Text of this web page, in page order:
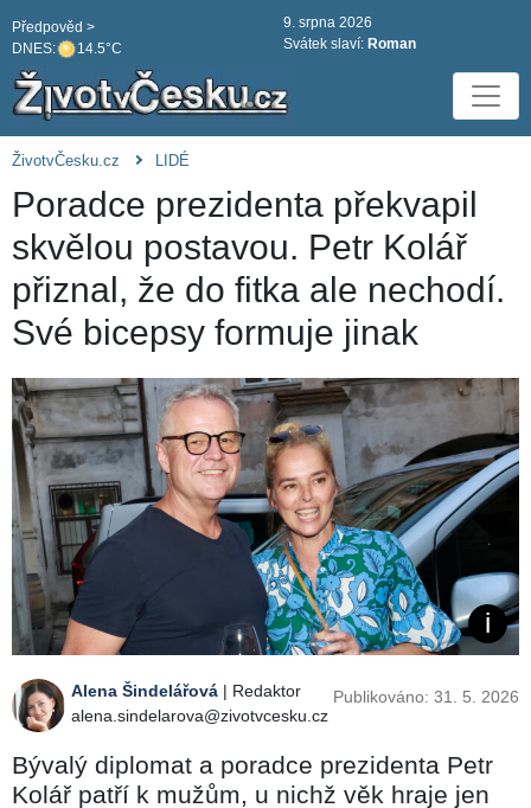
DNES: 14.5°C
Předpověd >
9. srpna 2026
Svátek slaví: Roman
ŽivotvČesku.cz LIDÉ
Poradce prezidenta překvapil
skvělou postavou. Petr Kolář
přiznal, že do fitka ale nechodí.
Své bicepsy formuje jinak
Alena Šindelářová | Redaktor
alena.sindelarova@zivotvcesku.cz
Publikováno: 31. 5. 2026
Bývalý diplomat a poradce prezidenta Petr
Kolář patří k mužům, u nichž věk hraje jen